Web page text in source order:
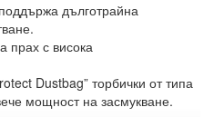
дълготрайна
прах с висока
Dustbag” торбички от типа
мощност на засмукване.